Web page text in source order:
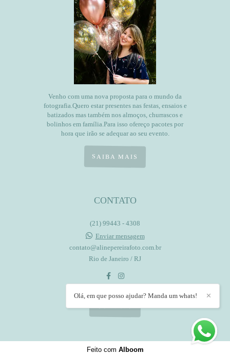
Venho com uma nova proposta para o mundo da
fotografia.Quero estar presentes nas festas, ensaios e
batizados mas também nos almoços, churrascos e
bolinhos em família.Para isso ofereço pacotes por
hora que irão se adequar ao seu evento.
SAIBA MAIS
CONTATO
(21) 99443 - 4308
Enviar mensagem
contato@alinepereirafoto.com.br
Rio de Janeiro / RJ
CONTATO
✕
Olá, em que posso ajudar? Manda um whats!
Feito com Alboom